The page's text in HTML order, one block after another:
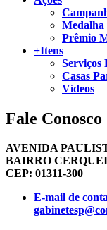
Medalha
Prêmio
+Itens
Serviços
Casas
Vídeos
Fale Conosco
AVENIDA
BAIRRO
CEP: 01311-300
E-mail de